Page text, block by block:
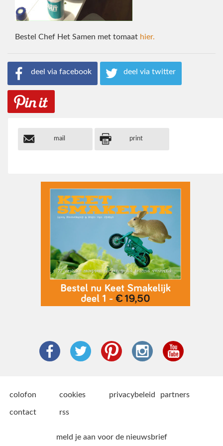
Bestel Chef Het Samen met tomaat hier.
deel via facebook deel via twitter
mail print
colofon cookies privacybeleid partners
contact rss
meld je aan voor de nieuwsbrief